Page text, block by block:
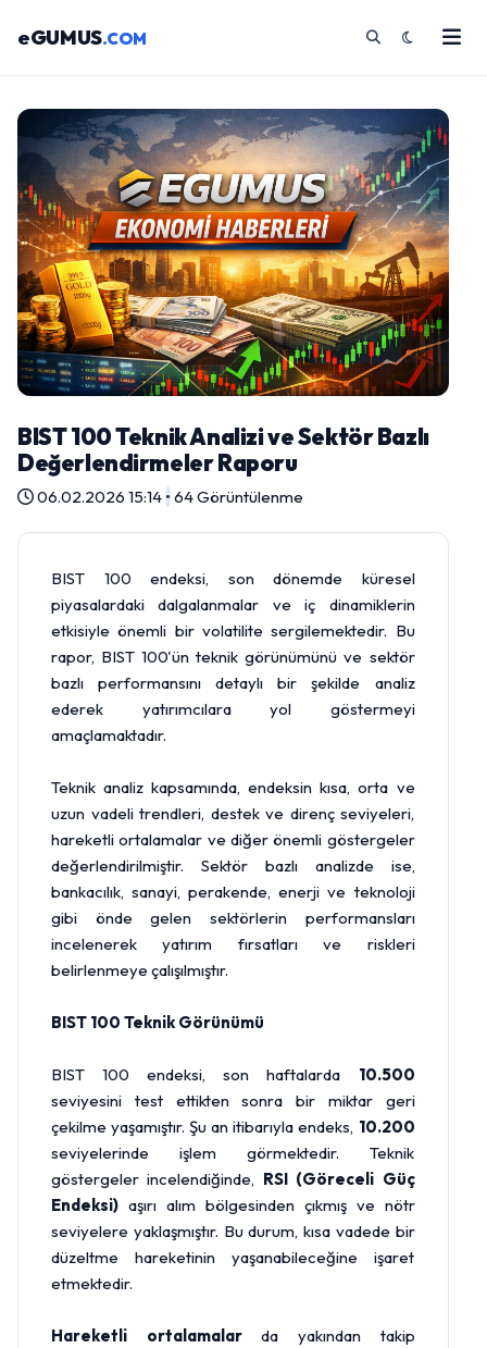
eGUMUS.COM
BIST 100 Teknik Analizi ve Sektör Bazlı
Değerlendirmeler Raporu
06.02.2026 15:14 • 64 Görüntülenme
BIST 100 endeksi, son dönemde küresel
piyasalardaki dalgalanmalar ve iç dinamiklerin
etkisiyle önemli bir volatilite sergilemektedir. Bu
rapor, BIST 100'ün teknik görünümünü ve sektör
bazlı performansını detaylı bir şekilde analiz
ederek yatırımcılara yol göstermeyi
amaçlamaktadır.
Teknik analiz kapsamında, endeksin kısa, orta ve
uzun vadeli trendleri, destek ve direnç seviyeleri,
hareketli ortalamalar ve diğer önemli göstergeler
değerlendirilmiştir. Sektör bazlı analizde ise,
bankacılık, sanayi, perakende, enerji ve teknoloji
gibi önde gelen sektörlerin performansları
incelenerek yatırım fırsatları ve riskleri
belirlenmeye çalışılmıştır.
BIST 100 Teknik Görünümü
BIST 100 endeksi, son haftalarda 10.500
seviyesini test ettikten sonra bir miktar geri
çekilme yaşamıştır. Şu an itibarıyla endeks, 10.200
seviyelerinde işlem görmektedir. Teknik
göstergeler incelendiğinde, RSI (Göreceli Güç
Endeksi) aşırı alım bölgesinden çıkmış ve nötr
seviyelere yaklaşmıştır. Bu durum, kısa vadede bir
düzeltme hareketinin yaşanabileceğine işaret
etmektedir.
Hareketli ortalamalarda yakından takip